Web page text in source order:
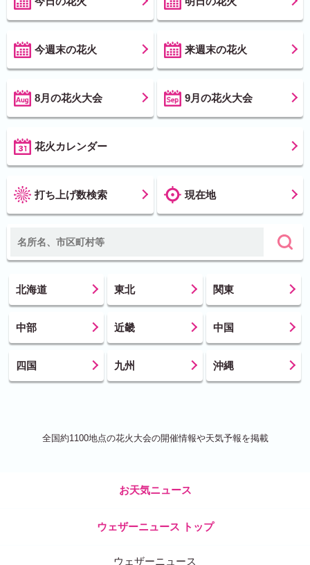
今週末の花火 来週末の花火
8月の花火大会 9月の花火大会
花火カレンダー
打ち上げ数検索 現在地
北海道 東北 関東
中部 近畿 中国
四国 九州 沖縄
全国約1100地点の花火大会の開催情報や天気予報を掲載
お天気ニュース
ウェザーニュース トップ
ウェザーニュース